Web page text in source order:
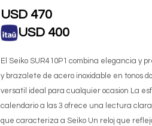
USD 470
USD 400
El Seiko SUR410P1 combina elegancia y
y brazalete de acero inoxidable en tonos
versatil ideal para cualquier ocasion La
calendario a las 3 ofrece una lectura
que caracteriza a Seiko Un reloj que